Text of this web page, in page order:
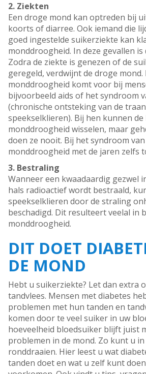
2. Ziekten
Een droge mond kan optreden bij
koorts of diarree. Ook iemand die
goed ingestelde suikerziekte kan
monddroogheid. In deze gevallen is
Zodra de ziekte is genezen of de
geregeld, verdwijnt de droge mond.
monddroogheid komt voor bij
bijvoorbeeld aids of het syndroom
(chronische ontsteking van de
speekselklieren). Bij hen kunnen
monddroogheid wisselen, maar
doen ze nooit. Bij het syndroom
monddroogheid met de jaren zelfs
3. Bestraling
Wanneer een kwaadaardig gezwel
hals radioactief wordt bestraald,
speekselklieren door de straling
beschadigd. Dit resulteert veelal in
monddroogheid.
DIT DOET
DE MOND
Hebt u suikerziekte? Let dan extra
tandvlees. Mensen met diabetes
problemen met hun tanden en
komen door te veel suiker in uw
hoeveelheid bloedsuiker blijft juist
problemen in de mond. Zo kunt u
ronddraaien. Hier leest u wat
tanden doet en wat u zelf kunt